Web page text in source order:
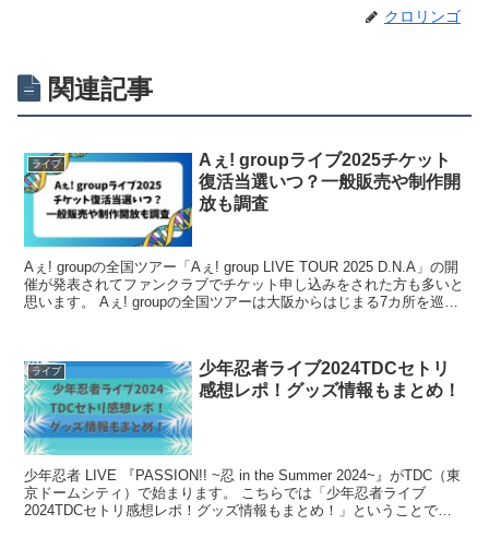
クロリンゴ
関連記事
ライブ
Aぇ! groupライブ2025チケット
復活当選いつ？一般販売や制作開
放も調査
Aぇ! groupの全国ツアー「Aぇ! group LIVE TOUR 2025 D.N.A」の開
催が発表されてファンクラブでチケット申し込みをされた方も多いと
思います。 Aぇ! groupの全国ツアーは大阪からはじまる7カ所を巡る
ライブ
少年忍者ライブ2024TDCセトリ
感想レポ！グッズ情報もまとめ！
少年忍者 LIVE 『PASSION!! ~忍 in the Summer 2024~』がTDC（東
京ドームシティ）で始まります。 こちらでは「少年忍者ライブ
2024TDCセトリ感想レポ！グッズ情報もまとめ！」ということで